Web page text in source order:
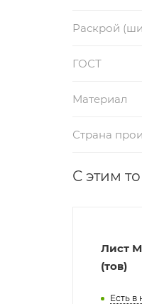
Раскрой
ГОСТ
Материал
Страна
С этим
Лист
(тов)
Есть в